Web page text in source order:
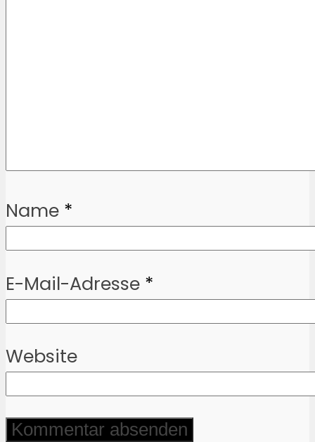
Name *
E-Mail-Adresse *
Website